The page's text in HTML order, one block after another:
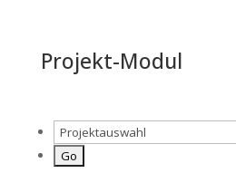
Projekt-Modul